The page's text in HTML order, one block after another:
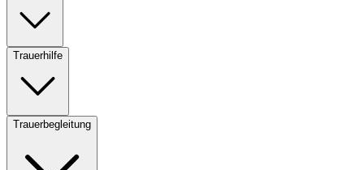
Trauerhilfe
Trauerbegleitung